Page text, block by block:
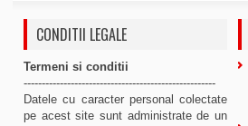
CONDITII LEGALE
Termeni si conditii
-----------------------------------------------------
Datele cu caracter personal colectate
pe acest site sunt administrate de un